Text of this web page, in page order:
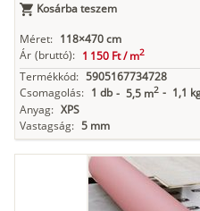
Kosárba teszem
Méret: 118×470 cm
Ár (bruttó): 1 150 Ft /m2
Termékkód: 5905167734728
Csomagolás: 1 db - 5,5 m2 - 1,1
Anyag: XPS
Vastagság: 5 mm